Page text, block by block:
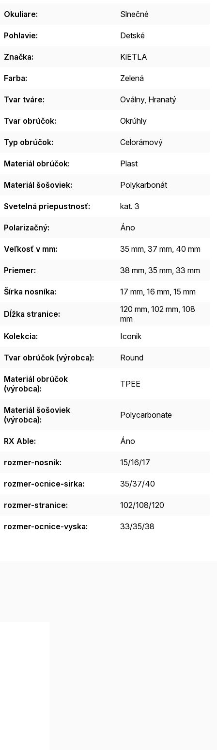
Okuliare: Slnečné
Pohlavie: Detské
Značka: KiETLA
Farba: Zelená
Tvar tváre: Oválny, Hranatý
Tvar obrúčok: Okrúhly
Typ obrúčok: Celorámový
Materiál obrúčok: Plast
Materiál šošoviek: Polykarbonát
Svetelná priepustnosť: kat. 3
Polarizačný: Áno
Veľkosť v mm: 35 mm, 37 mm, 40 mm
Priemer: 38 mm, 35 mm, 33 mm
Šírka nosníka: 17 mm, 16 mm, 15 mm
Dĺžka stranice:
120 mm, 102 mm, 108
mm
Kolekcia: Iconik
Tvar obrúčok (výrobca): Round
Materiál obrúčok
(výrobca): TPEE
Materiál šošoviek
(výrobca): Polycarbonate
RX Able: Áno
rozmer-nosnik: 15/16/17
rozmer-ocnice-sirka: 35/37/40
rozmer-stranice: 102/108/120
rozmer-ocnice-vyska: 33/35/38